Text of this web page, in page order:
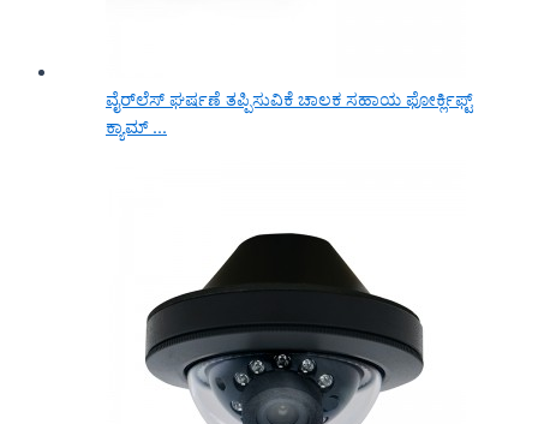
ವೈರ್‌ಲೆಸ್ ಘರ್ಷಣೆ ತಪ್ಪಿಸುವಿಕೆ ಚಾಲಕ ಸಹಾಯ ಫೋರ್ಕ್ಲಿಫ್ಟ್
ಕ್ಯಾಮ್ ...